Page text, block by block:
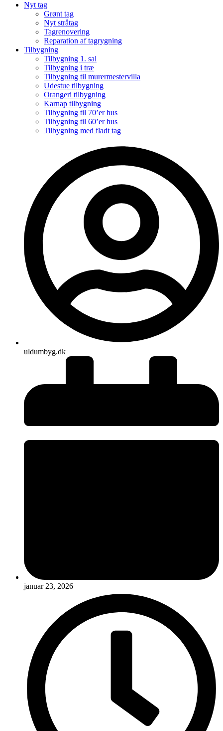
Nyt tag
Grønt tag
Nyt stråtag
Tagrenovering
Reparation af tagrygning
Tilbygning
Tilbygning 1. sal
Tilbygning i træ
Tilbygning til murermestervilla
Udestue tilbygning
Orangeri tilbygning
Karnap tilbygning
Tilbygning til 70’er hus
Tilbygning til 60’er hus
Tilbygning med fladt tag
uldumbyg.dk
januar 23, 2026